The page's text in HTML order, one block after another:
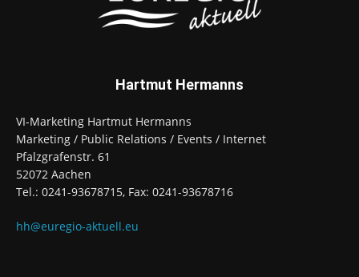
Hartmut Hermanns
VI-Marketing Hartmut Hermanns
Marketing / Public Relations / Events / Internet
Pfalzgrafenstr. 61
52072 Aachen
Tel.: 0241-93678715, Fax: 0241-93678716
hh@euregio-aktuell.eu